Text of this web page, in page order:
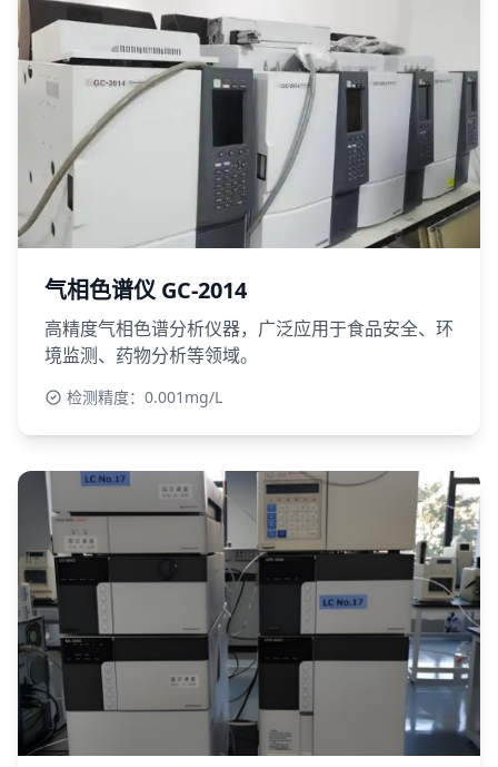
气相色谱仪 GC-2014
高精度气相色谱分析仪器，广泛应用于食品安全、环
境监测、药物分析等领域。
检测精度：0.001mg/L